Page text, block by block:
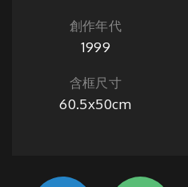
創作年代
1999
含框尺寸
60.5x50cm